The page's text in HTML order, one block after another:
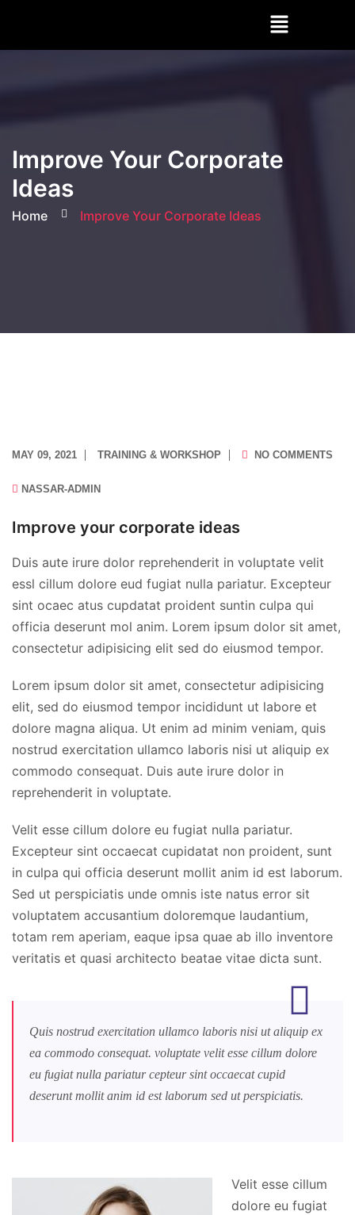
Improve Your Corporate
Ideas
Home Improve Your Corporate Ideas
MAY 09, 2021 TRAINING & WORKSHOP NO COMMENTS
NASSAR-ADMIN
Improve your corporate ideas
Duis aute irure dolor reprehenderit in voluptate velit
essl cillum dolore eud fugiat nulla pariatur. Excepteur
sint ocaec atus cupdatat proident suntin culpa qui
officia deserunt mol anim. Lorem ipsum dolor sit amet,
consectetur adipisicing elit sed do eiusmod tempor.
Lorem ipsum dolor sit amet, consectetur adipisicing
elit, sed do eiusmod tempor incididunt ut labore et
dolore magna aliqua. Ut enim ad minim veniam, quis
nostrud exercitation ullamco laboris nisi ut aliquip ex
commodo consequat. Duis aute irure dolor in
reprehenderit in voluptate.
Velit esse cillum dolore eu fugiat nulla pariatur.
Excepteur sint occaecat cupidatat non proident, sunt
in culpa qui officia deserunt mollit anim id est laborum.
Sed ut perspiciatis unde omnis iste natus error sit
voluptatem accusantium doloremque laudantium,
totam rem aperiam, eaque ipsa quae ab illo inventore
veritatis et quasi architecto beatae vitae dicta sunt.
Quis nostrud exercitation ullamco laboris nisi ut aliquip ex
ea commodo consequat. voluptate velit esse cillum dolore
eu fugiat nulla pariatur cepteur sint occaecat cupid
deserunt mollit anim id est laborum sed ut perspiciatis.
Velit esse cillum
dolore eu fugiat